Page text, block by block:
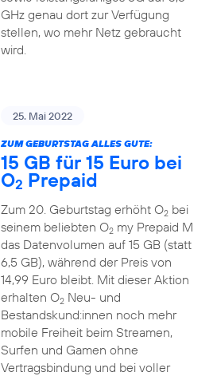
GHz genau dort zur Verfügung
stellen, wo mehr Netz gebraucht
wird.
25. Mai 2022
ZUM GEBURTSTAG ALLES GUTE:
15 GB für 15 Euro bei
O2 Prepaid
Zum 20. Geburtstag erhöht O2bei
seinem beliebten O2my Prepaid M
das Datenvolumen auf 15 GB (statt
6,5 GB), während der Preis von
14,99 Euro bleibt. Mit dieser Aktion
erhalten O2Neu- und
Bestandskund:innen noch mehr
mobile Freiheit beim Streamen,
Surfen und Gamen ohne
Vertragsbindung und bei voller